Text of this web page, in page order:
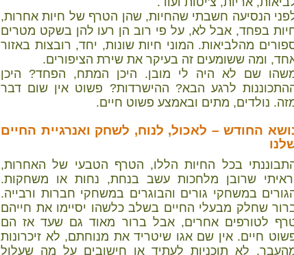
הנסיעה חשבתי שהחיות, שהן הטרף של חיות אחרות,
בפחד, אבל לא, על פי רוב הן רעו להן בשקט מטרים
מהלביאות. המוני חיות שונות, יחד, רובצות באזור
ומה ששומעים זה בעיקר את שירת הציפורים.
שם לא היה לי מובן. היכן המתח, הפחד? היכן
לרגע הבא? ההישרדות? פשוט אין שום דבר
נולדים, מתים ובאמצע פשוט חיים.
החודש – לאכול, לנוח, לשחק ואנרגיית החיים
בכל החיות הללו, הטרף הטבעי של האחרות,
שרובן מלחכות עשב בנחת, נחות או משחקות.
במשחקי גורים והבוגרים במשחקי חברות ורבייה.
שחלק מבעלי החיים בשלב כלשהו יסיימו את חייהם
לטורפים אחרים, אבל ברור מאוד גם שעד אז הם
חיים. אין שם אגו שיטריד את מנוחתם, לא זיכרונות
לא תוכניות לעתיד או חישובים על מה שעלול